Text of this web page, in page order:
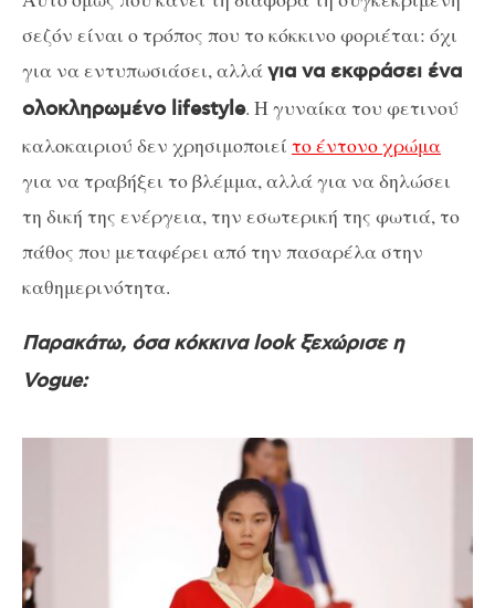
σεζόν είναι ο τρόπος που το κόκκινο φοριέται: όχι
για να εντυπωσιάσει, αλλάγια να εκφράσει ένα
ολοκληρωμένο lifestyle. Η γυναίκα του φετινού
καλοκαιριού δεν χρησιμοποιεί το έντονο χρώμα
για να τραβήξει το βλέμμα, αλλά για να δηλώσει
τη δική της ενέργεια, την εσωτερική της φωτιά, το
πάθος που μεταφέρει από την πασαρέλα στην
καθημερινότητα.
Παρακάτω, όσα κόκκινα look ξεχώρισε η
Vogue: